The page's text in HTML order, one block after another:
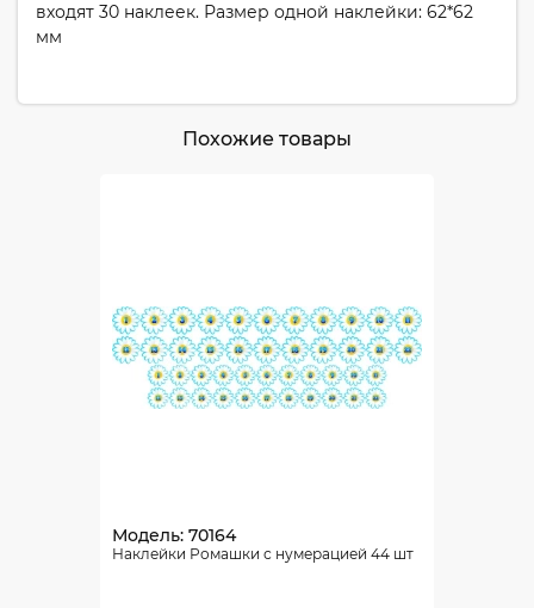
входят 30 наклеек. Размер одной наклейки: 62*62
мм
Похожие товары
Модель: 70164
Наклейки Ромашки с нумерацией 44 шт